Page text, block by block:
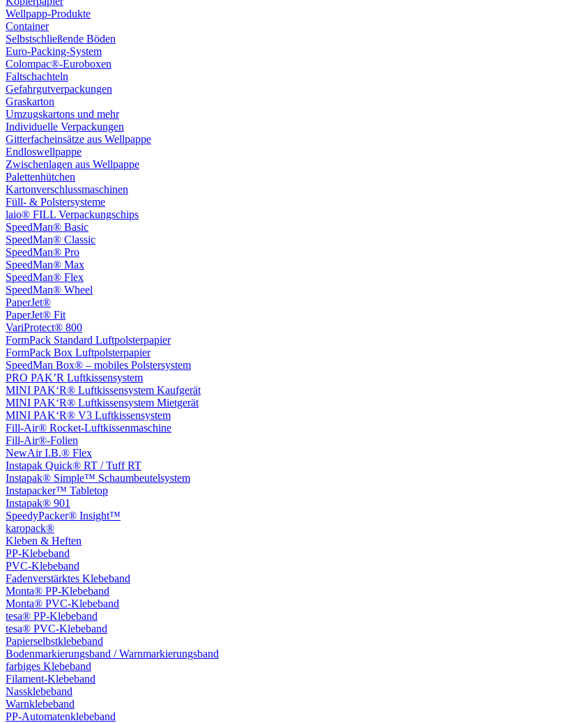
Wellpapp-Produkte
Container
Selbstschließende Böden
Euro-Packing-System
Colompac®-Euroboxen
Faltschachteln
Gefahrgutverpackungen
Graskarton
Umzugskartons und mehr
Individuelle Verpackungen
Gitterfacheinsätze aus Wellpappe
Endloswellpappe
Zwischenlagen aus Wellpappe
Palettenhütchen
Kartonverschlussmaschinen
Füll- & Polstersysteme
laio® FILL Verpackungschips
SpeedMan® Basic
SpeedMan® Classic
SpeedMan® Pro
SpeedMan® Max
SpeedMan® Flex
SpeedMan® Wheel
PaperJet®
PaperJet® Fit
VariProtect® 800
FormPack Standard Luftpolsterpapier
FormPack Box Luftpolsterpapier
SpeedMan Box® – mobiles Polstersystem
PRO PAK’R Luftkissensystem
MINI PAK‘R® Luftkissensystem Kaufgerät
MINI PAK‘R® Luftkissensystem Mietgerät
MINI PAK‘R® V3 Luftkissensystem
Fill-Air® Rocket-Luftkissenmaschine
Fill-Air®-Folien
NewAir I.B.® Flex
Instapak Quick® RT / Tuff RT
Instapak® Simple™ Schaumbeutelsystem
Instapacker™ Tabletop
Instapak® 901
SpeedyPacker® Insight™
karopack®
Kleben & Heften
PP-Klebeband
PVC-Klebeband
Fadenverstärktes Klebeband
Monta® PP-Klebeband
Monta® PVC-Klebeband
tesa® PP-Klebeband
tesa® PVC-Klebeband
Papierselbstklebeband
Bodenmarkierungsband / Warnmarkierungsband
farbiges Klebeband
Filament-Klebeband
Nassklebeband
Warnklebeband
PP-Automatenklebeband